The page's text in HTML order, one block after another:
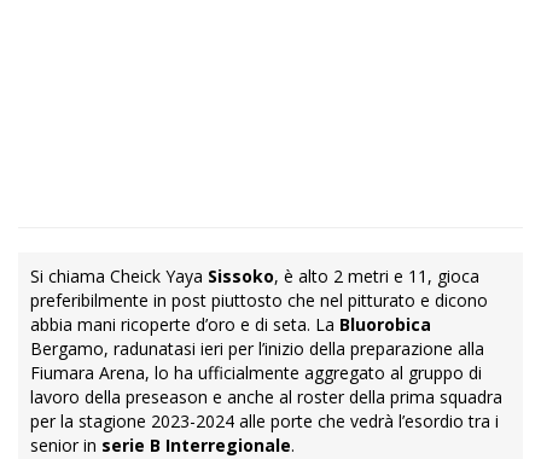
Si chiama Cheick Yaya Sissoko, è alto 2 metri e 11, gioca
preferibilmente in post piuttosto che nel pitturato e dicono
abbia mani ricoperte d’oro e di seta. La Bluorobica
Bergamo, radunatasi ieri per l’inizio della preparazione alla
Fiumara Arena, lo ha ufficialmente aggregato al gruppo di
lavoro della preseason e anche al roster della prima squadra
per la stagione 2023-2024 alle porte che vedrà l’esordio tra i
senior in serie B Interregionale.